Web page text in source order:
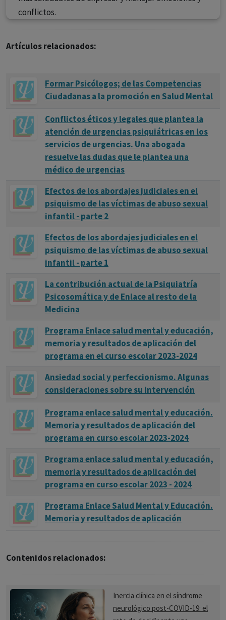
conflictos.
Artículos relacionados:
Formar Psicólogos; de las Competencias
Ciudadanas a la promoción en Salud Mental
Conflictos éticos y legales que plantea la
atención de urgencias psiquiátricas en los
servicios de urgencias. Una abogada
resuelve las dudas que le plantea una
médico de urgencias
Efectos de los abordajes judiciales en el
psiquismo de las víctimas de abuso sexual
infantil - parte 2
Efectos de los abordajes judiciales en el
psiquismo de las víctimas de abuso sexual
infantil - parte 1
La contribución actual de la Psiquiatría
Psicosomática y de Enlace al resto de la
Medicina
Programa Enlace salud mental y educación,
memoria y resultados de aplicación del
programa en el curso escolar 2023-2024
Ansiedad social y perfeccionismo. Algunas
consideraciones sobre su intervención
Programa enlace salud mental y educación.
Memoria y resultados de aplicación del
programa en curso escolar 2023-2024
Programa enlace salud mental y educación,
memoria y resultados de aplicación del
programa en curso escolar 2023 - 2024
Programa Enlace Salud Mental y Educación.
Memoria y resultados de aplicación
Contenidos relacionados:
Inercia clínica en el síndrome
neurológico post-COVID-19: el